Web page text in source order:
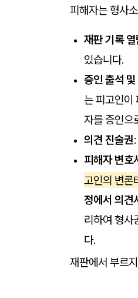
피해자는 형사
재판 기록 열
있습니다.
증인 출석
는 피고인이
자를 증인으
의견 진술권
피해자 변호
고인의 변론
정에서 의견
리하여 형사
다.
재판에서 부르